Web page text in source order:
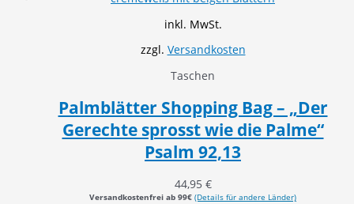
inkl. MwSt.
zzgl. Versandkosten
Taschen
Palmblätter Shopping Bag – „Der
Gerechte sprosst wie die Palme“
Psalm 92,13
44,95 €
Versandkostenfrei ab 99€ (Details für andere Länder)